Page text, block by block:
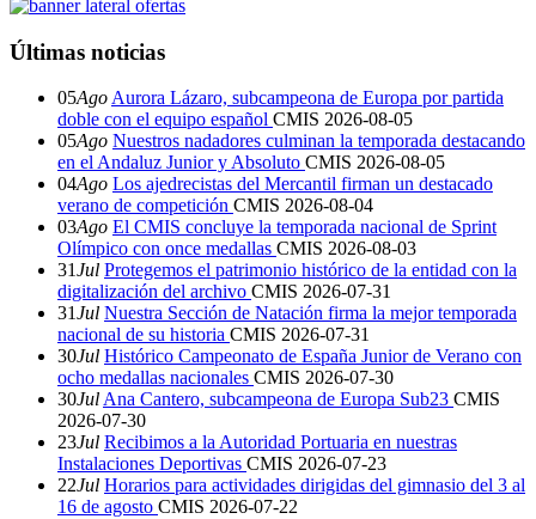
Últimas noticias
05Ago Aurora Lázaro, subcampeona de Europa por partida
doble con el equipo español CMIS 2026-08-05
05Ago Nuestros nadadores culminan la temporada destacando
en el Andaluz Junior y Absoluto CMIS 2026-08-05
04Ago Los ajedrecistas del Mercantil firman un destacado
verano de competición CMIS 2026-08-04
03Ago El CMIS concluye la temporada nacional de Sprint
Olímpico con once medallas CMIS 2026-08-03
31Jul Protegemos el patrimonio histórico de la entidad con la
digitalización del archivo CMIS 2026-07-31
31Jul Nuestra Sección de Natación firma la mejor temporada
nacional de su historia CMIS 2026-07-31
30Jul Histórico Campeonato de España Junior de Verano con
ocho medallas nacionales CMIS 2026-07-30
30Jul Ana Cantero, subcampeona de Europa Sub23 CMIS
2026-07-30
23Jul Recibimos a la Autoridad Portuaria en nuestras
Instalaciones Deportivas CMIS 2026-07-23
22Jul Horarios para actividades dirigidas del gimnasio del 3 al
16 de agosto CMIS 2026-07-22